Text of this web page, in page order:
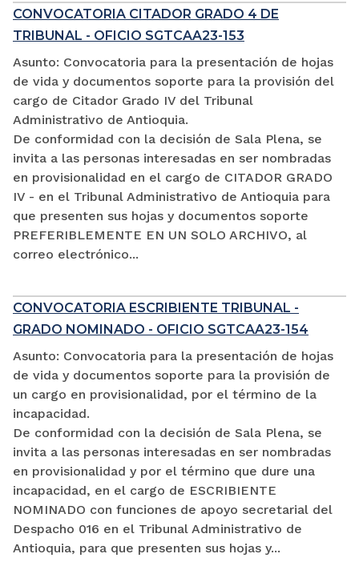
CONVOCATORIA CITADOR GRADO 4 DE
TRIBUNAL - OFICIO SGTCAA23-153
Asunto: Convocatoria para la presentación de hojas
de vida y documentos soporte para la provisión del
cargo de Citador Grado IV del Tribunal
Administrativo de Antioquia.
De conformidad con la decisión de Sala Plena, se
invita a las personas interesadas en ser nombradas
en provisionalidad en el cargo de CITADOR GRADO
IV - en el Tribunal Administrativo de Antioquia para
que presenten sus hojas y documentos soporte
PREFERIBLEMENTE EN UN SOLO ARCHIVO, al
correo electrónico...
CONVOCATORIA ESCRIBIENTE TRIBUNAL -
GRADO NOMINADO - OFICIO SGTCAA23-154
Asunto: Convocatoria para la presentación de hojas
de vida y documentos soporte para la provisión de
un cargo en provisionalidad, por el término de la
incapacidad.
De conformidad con la decisión de Sala Plena, se
invita a las personas interesadas en ser nombradas
en provisionalidad y por el término que dure una
incapacidad, en el cargo de ESCRIBIENTE
NOMINADO con funciones de apoyo secretarial del
Despacho 016 en el Tribunal Administrativo de
Antioquia, para que presenten sus hojas y...